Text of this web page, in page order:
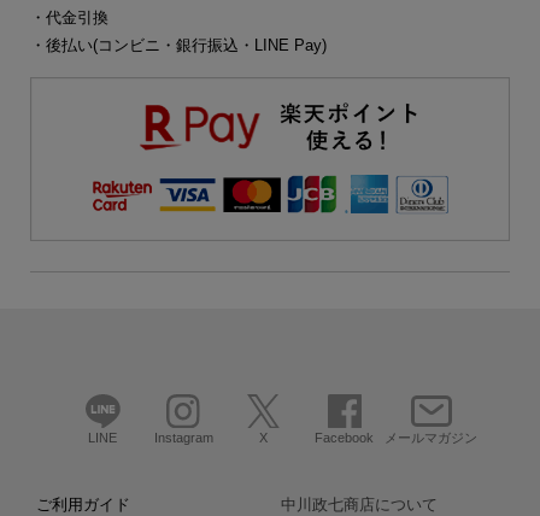
・代金引換
・後払い(コンビニ・銀行振込・LINE Pay)
LINE Instagram X Facebook メールマガジン
ご利用ガイド 中川政七商店について